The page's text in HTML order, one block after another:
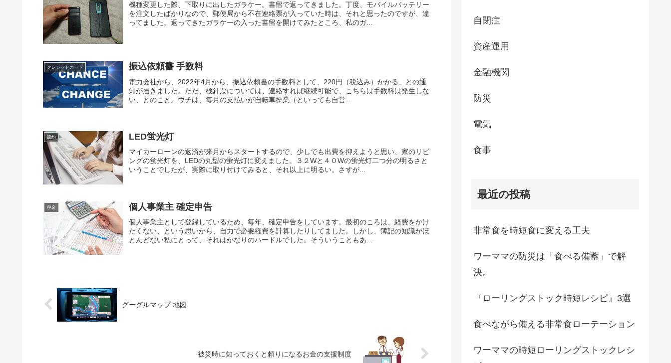
機種変更した際、下取りに出したガラケー。書留で返ってきました。丁度、モバイルバッテリー
を注文したばかりなので、郵便局から不在連絡票が入っていた時は、それと思ったのですが、違
ってました。返ってきたガラケーの入った書留を開けてみたところ、私のガ...
クレジットカード 振込依頼書 手数料
電力会社から、2022年4月から、振込依頼書の手数料として、220円（税込み）かかる、との通
知が届きました。ただ、検針票については、連絡すれば継続可能で、こちらは手数料は発生しな
い、とのこと。ウチは、毎月の支払いが自転車操業（といっても自営...
節約 LED蛍光灯
マイカーローンの返済が来月からスタートするので、少しでも出費を抑えようと思い、家のリビ
ングの蛍光灯を、LEDの丸型の蛍光灯に変えました。３２Wと４０Wの蛍光灯二つ分の明るさと
いうことでしたが、実際に取り付けてみると、それ以上に明るい。さすが...
税金 個人事業主 確定申告
個人事業主として登録しているため、毎年、確定申告をしています。最初のころは、経費をかけ
たくない、という思いから、自力で必要経費を計算したりしてました。しかし、簿記の知識がほ
とんどない私にとって、それはかなりのハードルでした。そういうこともあ...
グーグルマップ 地図
被災時に知っておくと頼りになるお金の支援制度
自閉症
資産運用
金融機関
防災
電気
食事
最近の投稿
非常食を時短食に変える工夫
ワーママの防災は「食べる備蓄」で解
決。
『ローリングストック時短レシピ』3選
食べながら備える非常食ローテーション
ワーママの時短ローリングストックレシ